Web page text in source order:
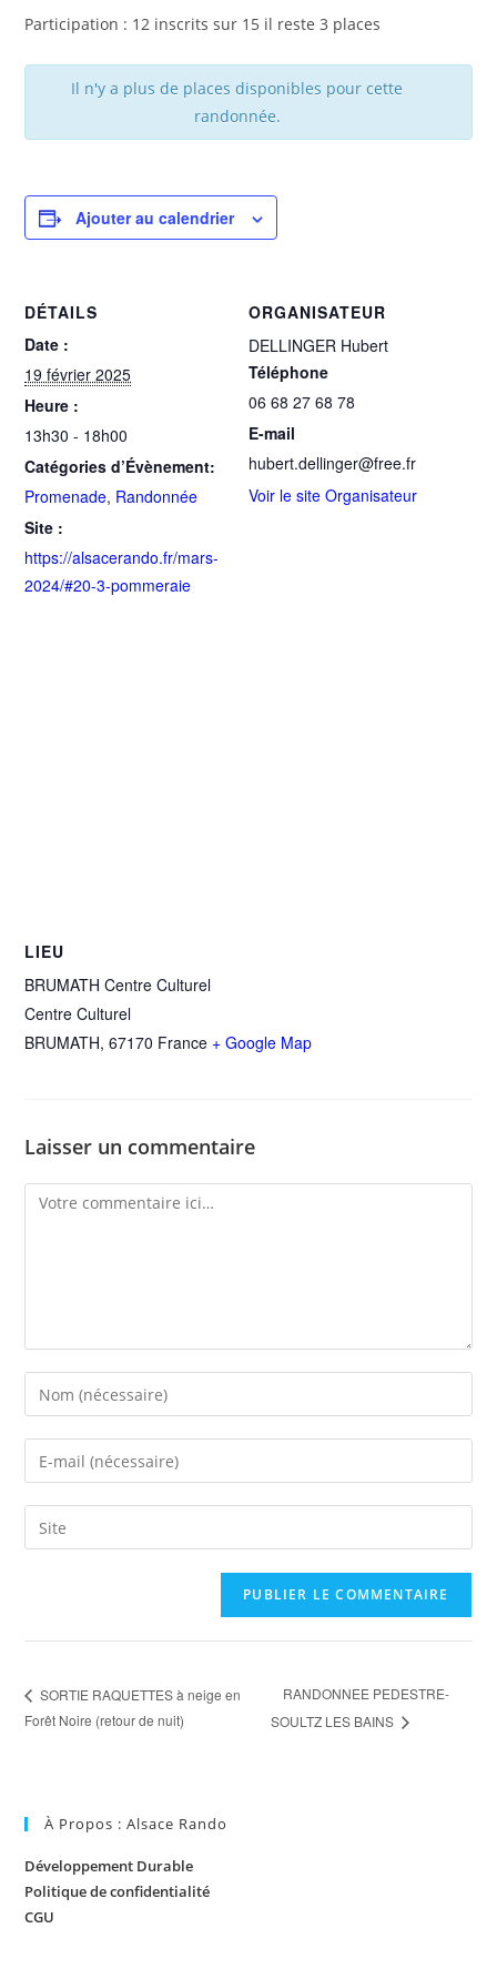
Participation : 12 inscrits sur 15 il reste 3 places
Il n'y a plus de places disponibles pour cette
randonnée.
Ajouter au calendrier
DÉTAILS
Date :
19 février 2025
Heure :
13h30 - 18h00
Catégories d’Évènement:
Promenade, Randonnée
Site :
https://alsacerando.fr/mars-
2024/#20-3-pommeraie
ORGANISATEUR
DELLINGER Hubert
Téléphone
06 68 27 68 78
E-mail
hubert.dellinger@free.fr
Voir le site Organisateur
LIEU
BRUMATH Centre Culturel
Centre Culturel
BRUMATH, 67170 France + Google Map
Laisser un commentaire
t
r
n
v
e
:
SORTIE RAQUETTES à neige en
Forêt Noire (retour de nuit)
RANDONNEE PEDESTRE-
SOULTZ LES BAINS
À Propos : Alsace Rando
Développement Durable
Politique de confidentialité
CGU